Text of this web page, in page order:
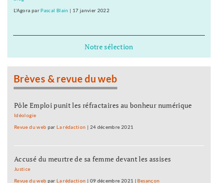
L'Agora par Pascal Blain | 17 janvier 2022
Notre sélection
Brèves & revue du web
Pôle Emploi punit les réfractaires au bonheur numérique
Idéologie
Revue du web parLa rédaction | 24 décembre 2021
Accusé du meurtre de sa femme devant les assises
Justice
Revue du web parLa rédaction | 09 décembre 2021 |Besançon